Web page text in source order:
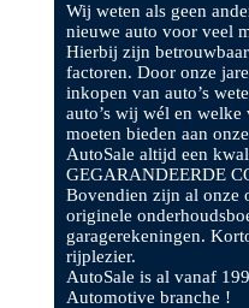
Wij weten als geen
nieuwe auto voor veel
Hierbij zijn
factoren. Door onze
inkopen van auto’s
auto’s wij wél en
moeten bieden aan
AutoSale altijd een
GEGARANDEERDE
Bovendien zijn al onze
originele
garagerekeningen.
rijplezier.
AutoSale is al vanaf
Automotive branche !